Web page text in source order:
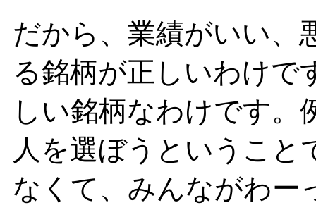
だから、業績がいい、
る銘柄が正しいわけで
しい銘柄なわけです。
人を選ぼうということ
なくて、みんながわー